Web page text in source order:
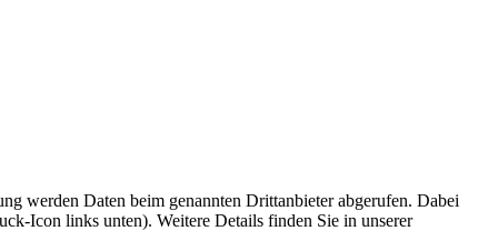
werden Daten beim genannten Drittanbieter abgerufen. Dabei
Icon links unten). Weitere Details finden Sie in unserer